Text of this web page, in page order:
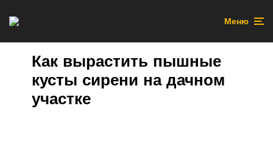
Меню
Как вырастить пышные
кусты сирени на дачном
участке